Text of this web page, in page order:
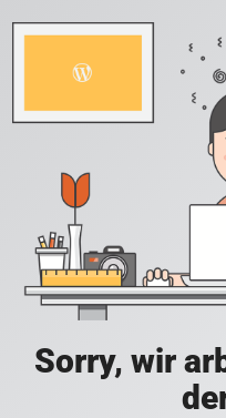
Sorry, wir